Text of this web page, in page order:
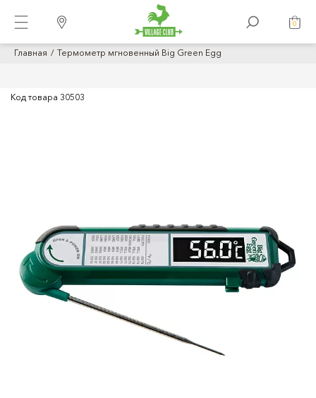
0
Главная Термометр мгновенный Big Green Egg
Код товара 30503